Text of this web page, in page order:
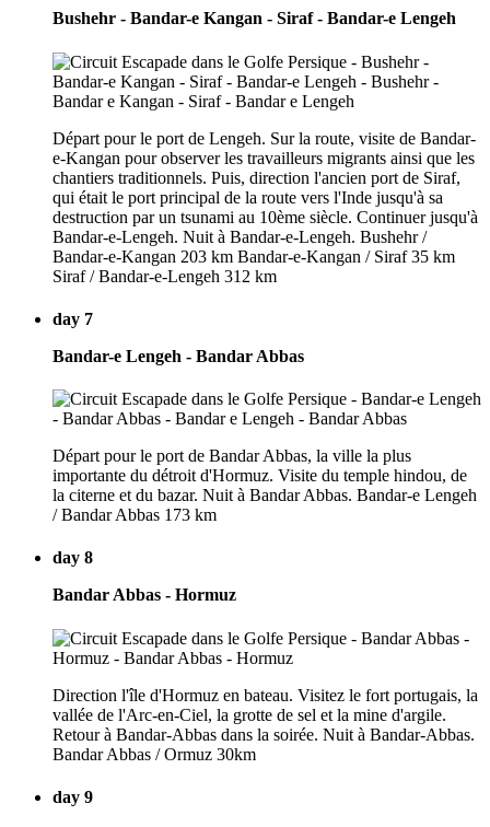
Bushehr - Bandar-e Kangan - Siraf - Bandar-e Lengeh
Départ pour le port de Lengeh. Sur la route, visite de Bandar-
e-Kangan pour observer les travailleurs migrants ainsi que les
chantiers traditionnels. Puis, direction l'ancien port de Siraf,
qui était le port principal de la route vers l'Inde jusqu'à sa
destruction par un tsunami au 10ème siècle. Continuer jusqu'à
Bandar-e-Lengeh. Nuit à Bandar-e-Lengeh. Bushehr /
Bandar-e-Kangan 203 km Bandar-e-Kangan / Siraf 35 km
Siraf / Bandar-e-Lengeh 312 km
day 7
Bandar-e Lengeh - Bandar Abbas
Départ pour le port de Bandar Abbas, la ville la plus
importante du détroit d'Hormuz. Visite du temple hindou, de
la citerne et du bazar. Nuit à Bandar Abbas. Bandar-e Lengeh
/ Bandar Abbas 173 km
day 8
Bandar Abbas - Hormuz
Direction l'île d'Hormuz en bateau. Visitez le fort portugais, la
vallée de l'Arc-en-Ciel, la grotte de sel et la mine d'argile.
Retour à Bandar-Abbas dans la soirée. Nuit à Bandar-Abbas.
Bandar Abbas / Ormuz 30km
day 9